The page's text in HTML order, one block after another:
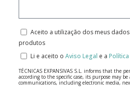
Aceito a utilização dos meus
produtos
Li e aceito o Aviso Legal e a
TÉCNICAS EXPANSIVAS S.L. informs that the
according to the specific case, its purpose may
communications, including electronic media,